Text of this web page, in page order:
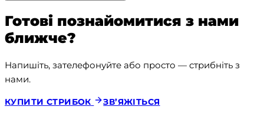
Готові познайомитися з нами
ближче?
Напишіть, зателефонуйте або просто — стрибніть з
нами.
КУПИТИ СТРИБОК ЗВ’ЯЖІТЬСЯ